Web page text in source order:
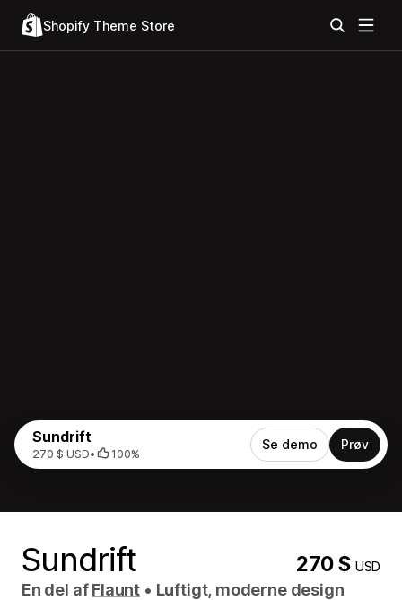
Shopify Theme Store
Sundrift
270 $ USD• 100%
Se demo Prøv
Sundrift 270 $USD
En del afFlaunt • Luftigt, moderne design